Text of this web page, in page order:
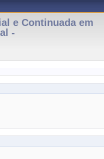
e Continuada em
-